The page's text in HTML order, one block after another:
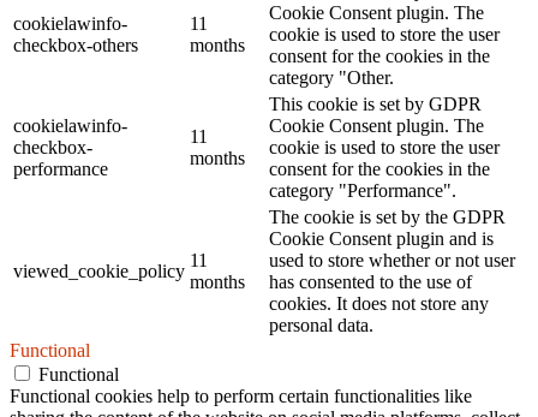
cookielawinfo-
checkbox-others
11
months
Cookie Consent plugin. The
cookie is used to store the user
consent for the cookies in the
category "Other.
cookielawinfo-
checkbox-
performance
11
months
This cookie is set by GDPR
Cookie Consent plugin. The
cookie is used to store the user
consent for the cookies in the
category "Performance".
viewed_cookie_policy
11
months
The cookie is set by the GDPR
Cookie Consent plugin and is
used to store whether or not user
has consented to the use of
cookies. It does not store any
personal data.
Functional
Functional
Functional cookies help to perform certain functionalities like